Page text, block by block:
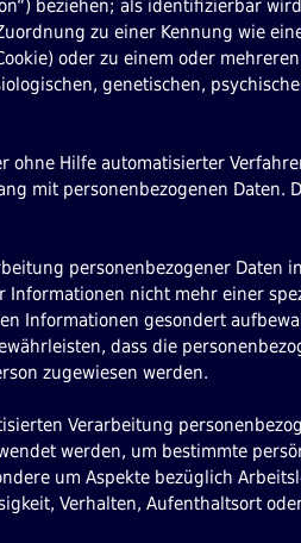
beziehen; als identifizierbar
zu einer Kennung wie
oder zu einem oder
genetischen,
ohne Hilfe automatisierter
mit personenbezogenen
personenbezogener Daten
Informationen nicht mehr einer
Informationen gesondert
dass die
zugewiesen werden.
Verarbeitung
werden, um bestimmte
um Aspekte bezüglich
Verhalten, Aufenthaltsort